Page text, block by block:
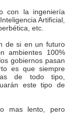
con la ingeniería
Artificial,
etc.
de si en un futuro
ambientes 100%
gobiernos pasan
es que siempre
de todo tipo,
este tipo de
mas lento, pero